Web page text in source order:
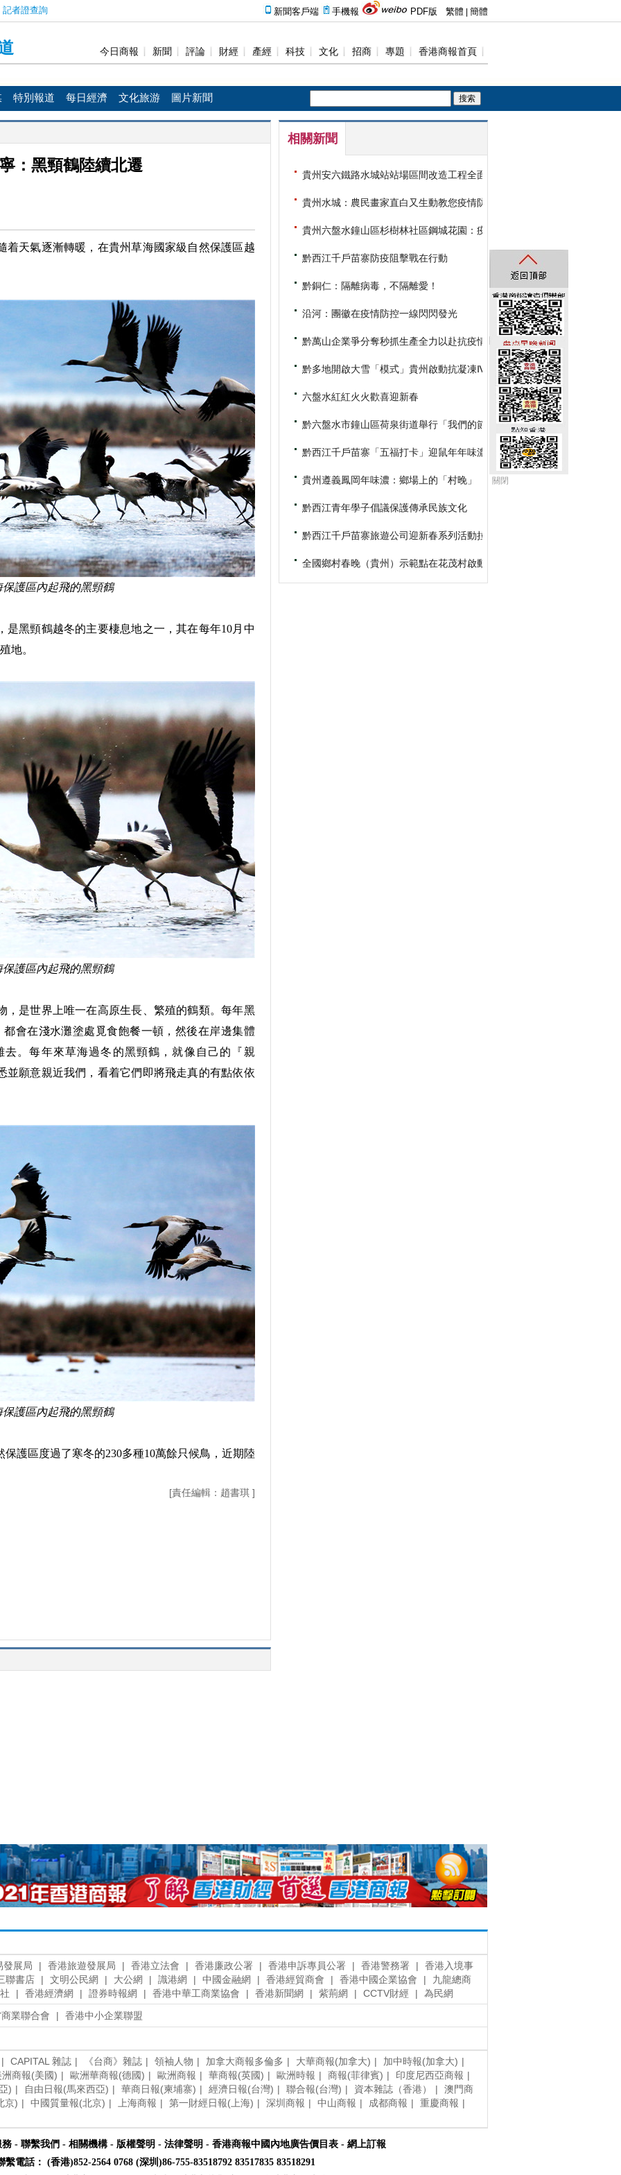
特別報道 每日經濟 文化旅游 圖片新聞
：黑頸鶴陸續北遷
着天氣逐漸轉暖，在貴州草海國家級自然保護區越
保護區內起飛的黑頸鶴
頸鶴越冬的主要棲息地之一，其在每年10月中
地。
保護區內起飛的黑頸鶴
世界上唯一在高原生長、繁殖的鶴類。每年黑
會在淺水灘塗處覓食飽餐一頓，然後在岸邊集體
。每年來草海過冬的黑頸鶴，就像自己的『親
並願意親近我們，看着它們即將飛走真的有點依依
保護區內起飛的黑頸鶴
區度過了寒冬的230多種10萬餘只候鳥，近期陸
[責任編輯：趙書琪 ]
相關新聞
貴州安六鐵路水城站站場區間改造工程全面復工
貴州水城：農民畫家直白又生動教您疫情防控知識
貴州六盤水鐘山區杉樹林社區鋼城花園：疫情聯防聯控小區居民「憑票出
黔西江千戶苗寨防疫阻擊戰在行動
黔銅仁：隔離病毒，不隔離愛！
沿河：團徽在疫情防控一線閃閃發光
黔萬山企業爭分奪秒抓生產全力以赴抗疫情
黔多地開啟大雪「模式」貴州啟動抗凝凍Ⅳ級應急響應
六盤水紅紅火火歡喜迎新春
黔六盤水市鐘山區荷泉街道舉行「我們的節日·春節」活動
黔西江千戶苗寨「五福打卡」迎鼠年年味濃
貴州遵義鳳岡年味濃：鄉場上的「村晚」
黔西江青年學子倡議保護傳承民族文化
黔西江千戶苗寨旅遊公司迎新春系列活動拉開序幕
全國鄉村春晚（貴州）示範點在花茂村啟動
關閉